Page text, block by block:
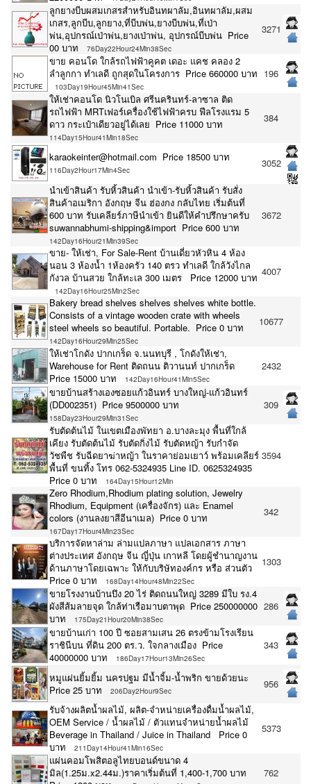
ลูกยางบีบผสมเกสรสำหรับอินทผาลัม,อินทผาลัม,ผสม
เกสร,ลูกบีบ,ลูกยาง,ที่บีบพ่น,ยางบีบพ่น,ที่เป่า
พ่น,อุปกรณ์เป่าพ่น,ยางเป่าพ่น, อุปกรณ์บีบพ่น Price
00 บาท
76Day22Hour24Min38Sec
3271
ขาย คอนโด ใกล้รถไฟฟ้าคูคต เดอะ แคช คลอง 2
ลำลูกกา ทำเลดี ถูกสุดในโครงการ Price 660000 บาท
103Day19Hour45Min41Sec
196
ให้เช่าคอนโด นิวโนเบิล ศรีนครินทร์-ลาซาล ติด
รถไฟฟ้า MRTเฟอร์เครื่องใช้ไฟฟ้าครบ ฟีลโรงแรม 5
ดาว กระเป๋าเดียวอยู่ได้เลย Price 11000 บาท
114Day15Hour41Min18Sec
384
karaokeinter@hotmail.com Price 18500 บาท
116Day2Hour17Min4Sec
3052
นำเข้าสินค้า รับหิ้วสินค้า นำเข้า-รับหิ้วสินค้า รับสั่ง
สินค้าอเมริกา อังกฤษ จีน ฮ่องกง กลับไทย เริ่มต้นที่
600 บาท รับเคลียร์ภาษีนำเข้า ยินดีให้คำปรึกษาครับ
suwannabhumi-shipping&import Price 600 บาท
142Day16Hour21Min39Sec
3672
ขาย- ให้เช่า, For Sale-Rent บ้านเดี่ยวหัวหิน 4 ห้อง
นอน 3 ห้องน้ำ 1ห้องครัว 140 ตรว ทำเลดี ใกล้วังไกล
กังวล บ้านสวย ใกล้ทะเล 300 เมตร Price 12000 บาท
142Day16Hour25Min2Sec
4007
Bakery bread shelves shelves shelves white bottle.
Consists of a vintage wooden crate with wheels
steel wheels so beautiful. Portable. Price 0 บาท
142Day16Hour29Min25Sec
10677
ให้เช่าโกดัง ปากเกร็ด จ.นนทบุรี , โกดังให้เช่า,
Warehouse for Rent ติดถนน ติวานนท์ ปากเกร็ด
Price 15000 บาท
142Day16Hour41Min5Sec
2432
ขายบ้านสร้างเองซอยแก้วอินทร์ บางใหญ่-แก้วอินทร์
(DD002351) Price 9500000 บาท
158Day23Hour29Min31Sec
309
รับตัดต้นไม้ ในเขตเมืองพัทยา อ.บางละมุง พื้นที่ใกล้
เคียง รับตัดต้นไม้ รับตัดกิ่งไม้ รับตัดหญ้า รับกำจัด
วัชพืช รับฉีดยาฆ่าหญ้า ในราคาย่อมเยาว์ พร้อมเคลียร์
พื้นที่ ขนทิ้ง โทร 062-5324935 Line ID. 0625324935
Price 0 บาท
164Day15Hour12Min
3594
Zero Rhodium,Rhodium plating solution, Jewelry
Rhodium, Equipment (เครื่องจักร) และ Enamel
colors (งานลงยาสีอีนาเมล) Price 0 บาท
167Day17Hour4Min23Sec
342
บริการจัดหาล่าม ล่ามแปลภาษา แปลเอกสาร ภาษา
ต่างประเทศ อังกฤษ จีน ญี่ปุ่น เกาหลี โดยผู้ชำนาญงาน
ด้านภาษาโดยเฉพาะ ให้กับบริษัทองค์กร หรือ ส่วนตัว
Price 0 บาท
168Day14Hour48Min22Sec
1303
ขายโรงงานบ้านบึง 20 ไร่ ติดถนนใหญ่ 3289 มีใบ รง.4
ผังสีส้มลายจุด ใกล้ท่าเรือมาบตาพุด Price 250000000
บาท
175Day21Hour20Min38Sec
286
ขายบ้านเก่า 100 ปี ซอยสามเสน 26 ตรงข้ามโรงเรียน
ราชินีบน ที่ดิน 200 ตร.ว. ใจกลางเมือง Price
40000000 บาท
186Day17Hour13Min26Sec
343
หมูแผ่นยิ้มยิ้ม นครปฐม มีน้ำจิ้ม-น้ำพริก ขายด้วยนะ
Price 25 บาท
206Day2Hour9Sec
956
รับจ้างผลิตน้ำผลไม้, ผลิต-จำหน่ายเครื่องดื่มน้ำผลไม้,
OEM Service / น้ำผลไม้ / ตัวแทนจำหน่ายน้ำผลไม้
Beverage in Thailand / Juice in Thailand Price 0
บาท
211Day14Hour41Min16Sec
5373
แผ่นคอมโพสิตอลูไทยบอนด์ขนาด 4
มิล(1.25ม.x2.44ม.)ราคาเริ่มต้นที่ 1,400-1,700 บาท
762